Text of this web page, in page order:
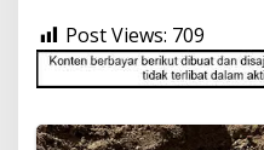
Post Views: 709